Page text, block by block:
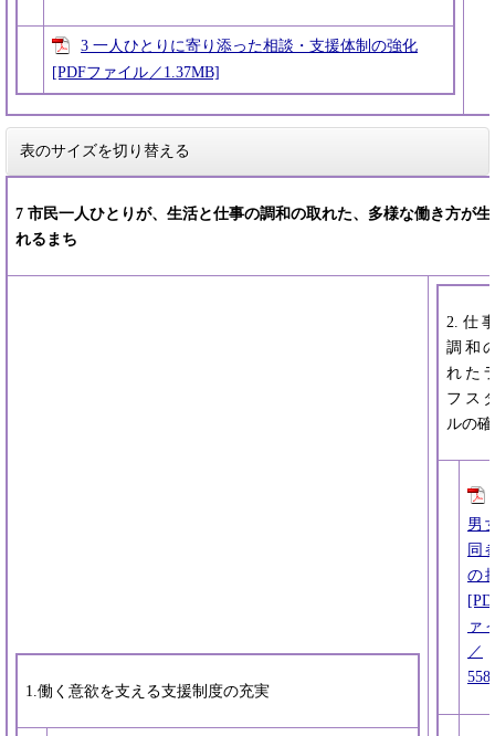
3 一人ひとりに寄り添った相談・支援体制の強化
[PDFファイル／1.37MB]
表のサイズを切り替える
7 市民一人ひとりが、生活と仕事の調和の取れた、多様な働き方が生
れるまち
1.働く意欲を支える支援制度の充実
2.仕
調和
れた
フス
ルの
男
同
の
ァ
／